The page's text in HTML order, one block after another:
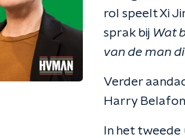
rol speelt Xi
sprak bij Wat
van de man
Verder
Harry
In het